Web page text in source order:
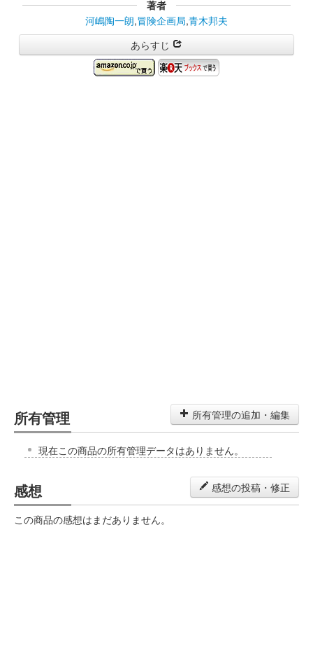
著者
河嶋陶一朗,冒険企画局,青木邦夫
あらすじ
所有管理 所有管理の追加・編集
現在この商品の所有管理データはありません。
感想 感想の投稿・修正
この商品の感想はまだありません。